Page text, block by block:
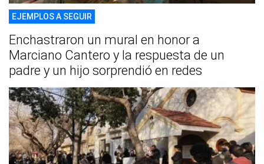
EJEMPLOS A SEGUIR
Enchastraron un mural en honor a
Marciano Cantero y la respuesta de un
padre y un hijo sorprendió en redes